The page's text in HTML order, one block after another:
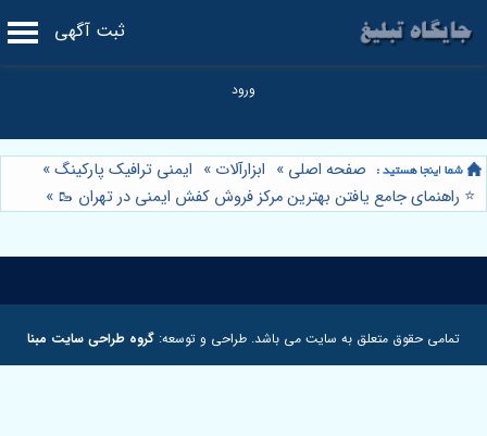
ثبت آگهی
صفحه اصلی » ابزارآلات » ایمنی ترافیک پارکینگ»
⭐️ راهنمای جامع یافتن بهترین مرکز فروش کفش ایمنی در تهران 🥾 »
تمامی حقوق متعلق به سایت می باشد. طراحی و توسعه: گروه طراحی سایت مبنا